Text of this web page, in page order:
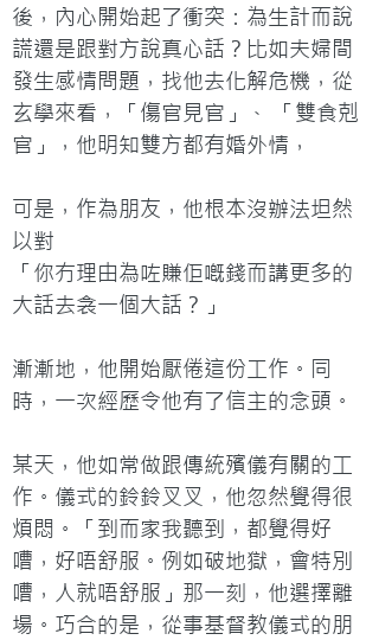
後，內心開始起了衝突：為生計而說
謊還是跟對方說真心話？比如夫婦間
發生感情問題，找他去化解危機，從
玄學來看，「傷官見官」、 「雙食剋
官」，他明知雙方都有婚外情，
可是，作為朋友，他根本沒辦法坦然
以對
「你冇理由為咗賺佢嘅錢而講更多的
大話去衾一個大話？」
漸漸地，他開始厭倦這份工作。同
時，一次經歷令他有了信主的念頭。
某天，他如常做跟傳統殯儀有關的工
作。儀式的鈴鈴叉叉，他忽然覺得很
煩悶。「到而家我聽到，都覺得好
嘈，好唔舒服。例如破地獄，會特別
嘈，人就唔舒服」那一刻，他選擇離
場。巧合的是，從事基督教儀式的朋